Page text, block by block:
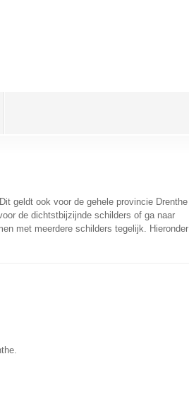
geldt ook voor de gehele provincie Drenthe
de dichtstbijzijnde schilders of ga naar
met meerdere schilders tegelijk. Hieronder